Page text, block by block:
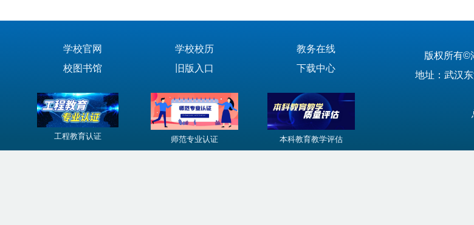
学校官网 学校校历
教务在线
校图书馆
旧版入口 下载中心
工程教育认证 师范专业认证 本科教育教学评估
版权所有©
地址：武汉